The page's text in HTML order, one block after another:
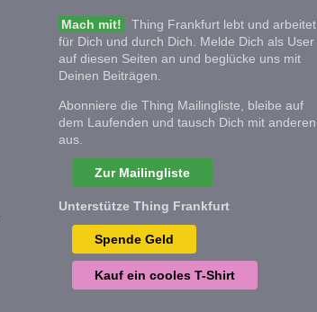
Mach mit!
Thing Frankfurt lebt und arbeitet
für Dich und durch Dich. Melde Dich als User
auf diesen Seiten an und beglücke uns mit
Deinen Beiträgen.
Abonniere die Thing Mailingliste, bleibe auf
dem Laufenden und tausch Dich mit anderen
aus.
Zur Mailingliste
Unterstütze Thing Frankfurt
Spende Geld
Kauf ein cooles T-Shirt